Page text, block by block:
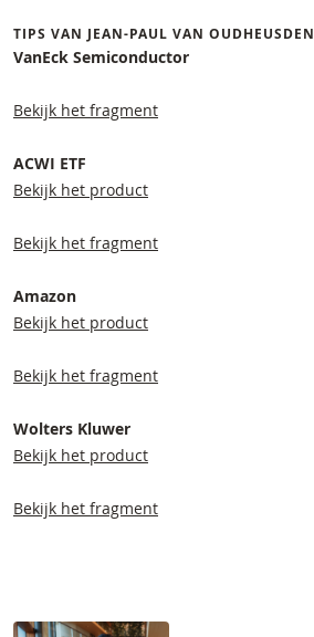
TIPS VAN JEAN-PAUL VAN OUDHEUSDEN
VanEck Semiconductor
Bekijk het fragment
ACWI ETF
Bekijk het product
Bekijk het fragment
Amazon
Bekijk het product
Bekijk het fragment
Wolters Kluwer
Bekijk het product
Bekijk het fragment